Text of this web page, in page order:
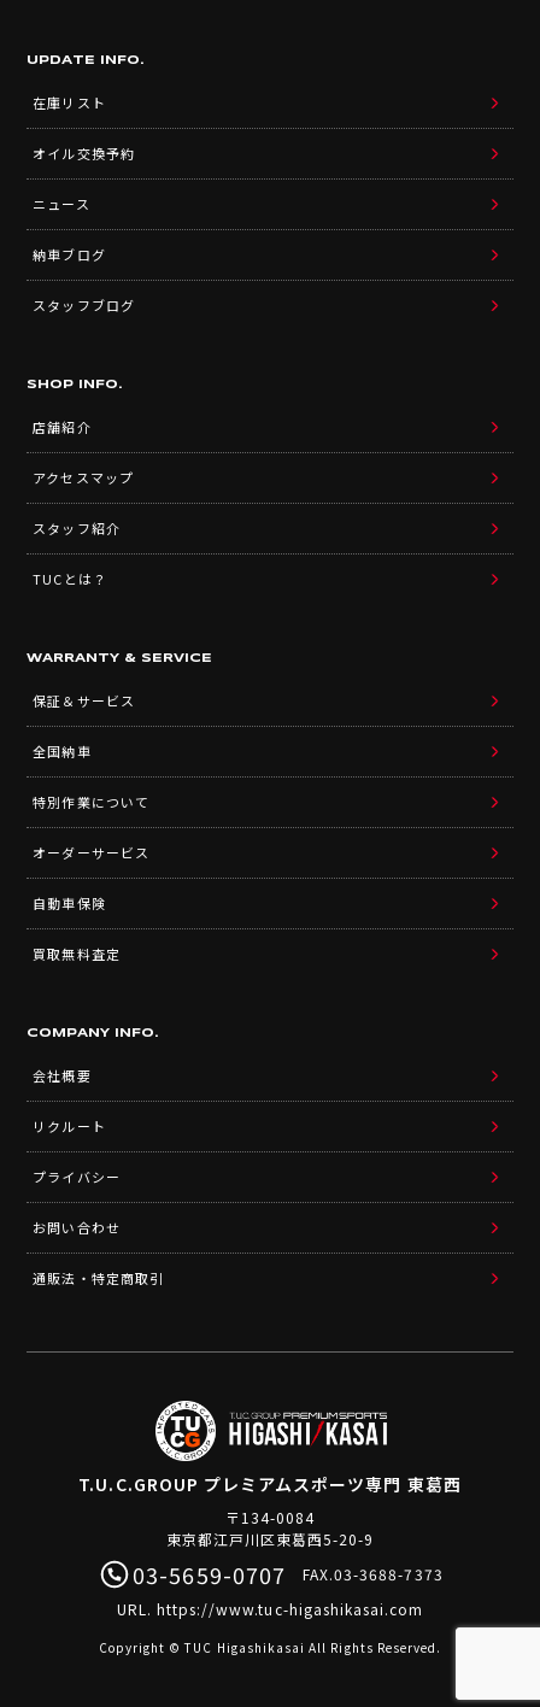
UPDATE INFO.
在庫リスト
オイル交換予約
ニュース
納車ブログ
スタッフブログ
SHOP INFO.
店舗紹介
アクセスマップ
スタッフ紹介
TUCとは？
WARRANTY & SERVICE
保証＆サービス
全国納車
特別作業について
オーダーサービス
自動車保険
買取無料査定
COMPANY INFO.
会社概要
リクルート
プライバシー
お問い合わせ
通販法・特定商取引
T.U.C.GROUP プレミアムスポーツ専門 東葛西
〒134-0084
東京都江戸川区東葛西5-20-9
03-5659-0707
FAX.03-3688-7373
URL. https://www.tuc-higashikasai.com
Copyright © TUC Higashikasai All Rights Reserved.